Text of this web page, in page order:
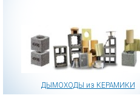
ДЫМОХОДЫ из КЕРАМИКИ